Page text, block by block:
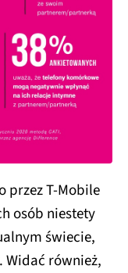
T‑Mobile
osób niestety
świecie,
Widać również,